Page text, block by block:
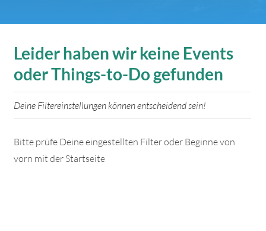
Leider haben wir keine Events
oder Things-to-Do gefunden
Deine Filtereinstellungen können entscheidend sein!
Bitte prüfe Deine eingestellten Filter oder Beginne von
vorn mit der Startseite